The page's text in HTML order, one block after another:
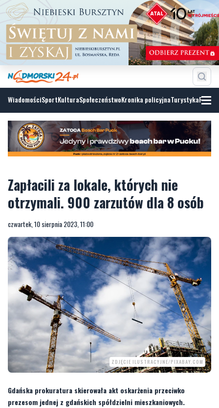
WiadomościSportKulturaSpołeczeństwoKronika policyjnaTurystyka
Zapłacili za lokale, których nie
otrzymali. 900 zarzutów dla 8 osób
czwartek, 10 sierpnia 2023, 11:00
ZDJĘCIE ILUSTRACYJNE/PIXABAY.COM
Gdańska prokuratura skierowała akt oskarżenia przeciwko
prezesom jednej z gdańskich spółdzielni mieszkaniowych.